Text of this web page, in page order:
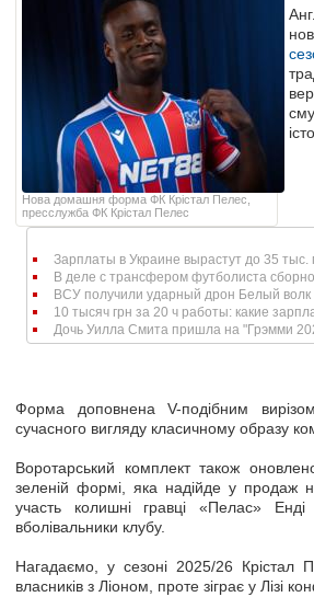
Нова домашня форма ФК Крістал Пелес,
пресслужба ФК Крістал Пелес
Зарплаты в Украине вырастут до 35 тыс.
В деле с трансфером футболиста
ВСУ получили ударный дрон Белый волк
10 тысяч грн за 20 ч работы: какие
Дочь Уилла Смита пришла на "Грэмми
Форма доповнена V-подібним
сучасного вигляду класичному образу
Воротарський комплект також
зеленій формі, яка надійде у продаж
участь колишні гравці «Пелас»
вболівальники клубу.
Нагадаємо, у сезоні 2025/26 Крістал
власників з Ліоном, проте зіграє у Лізі